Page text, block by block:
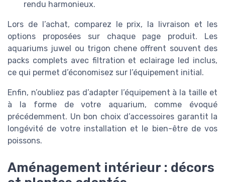
rendu harmonieux.
Lors de l’achat, comparez le prix, la livraison et les
options proposées sur chaque page produit. Les
aquariums juwel ou trigon chene offrent souvent des
packs complets avec filtration et eclairage led inclus,
ce qui permet d’économisez sur l’équipement initial.
Enfin, n’oubliez pas d’adapter l’équipement à la taille et
à la forme de votre aquarium, comme évoqué
précédemment. Un bon choix d’accessoires garantit la
longévité de votre installation et le bien-être de vos
poissons.
Aménagement intérieur : décors